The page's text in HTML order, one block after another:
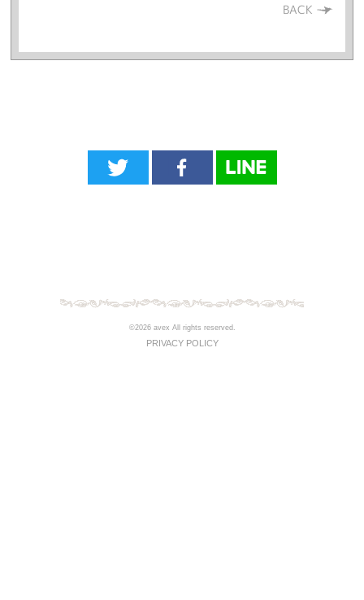
BACK
©2026 avex All rights reserved.
PRIVACY POLICY